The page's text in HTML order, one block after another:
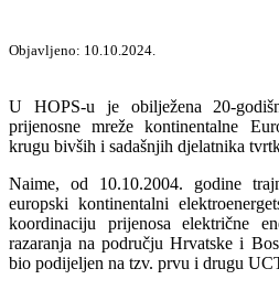
Objavljeno: 10.10.2024.
U HOPS-u je obilježena 20-
prijenosne mreže kontinentalne
krugu bivših i sadašnjih djelatnika
Naime, od 10.10.2004. godine
europski kontinentalni
koordinaciju prijenosa električne
razaranja na području Hrvatske i
bio podijeljen na tzv. prvu i drugu